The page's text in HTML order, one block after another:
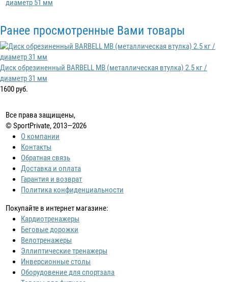
Ранее просмотренные Вами товары
Диск обрезиненный BARBELL MB (металлическая втулка) 2.5 кг /
диаметр 31 мм
1600 руб.
Все права защищены,
© SportPrivate, 2013—2026
О компании
Контакты
Обратная связь
Доставка и оплата
Гарантия и возврат
Политика конфиденциальности
Покупайте в интернет магазине:
Кардиотренажеры
Беговые дорожки
Велотренажеры
Эллиптические тренажеры
Инверсионные столы
Оборудовение для спортзала